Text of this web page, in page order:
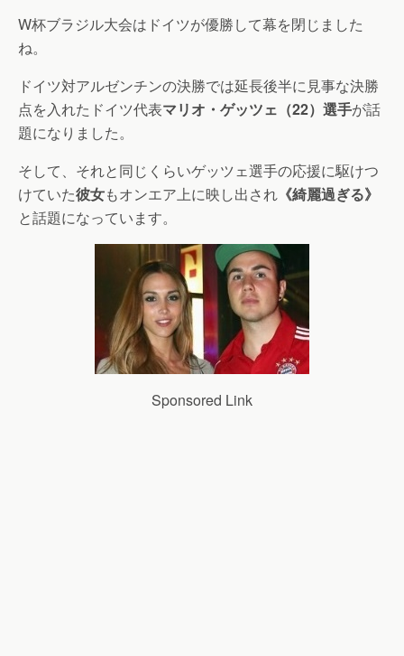
W杯ブラジル大会はドイツが優勝して幕を閉じました
ね。
ドイツ対アルゼンチンの決勝では延長後半に見事な決勝
点を入れたドイツ代表マリオ・ゲッツェ（22）選手が話
題になりました。
そして、それと同じくらいゲッツェ選手の応援に駆けつ
けていた彼女もオンエア上に映し出され 《綺麗過ぎる》
と話題になっています。
Sponsored Link